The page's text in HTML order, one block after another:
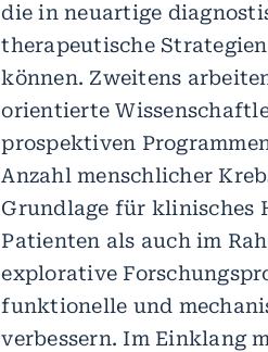
die in neuartige
therapeutische
können. Zweitens
orientierte
prospektiven
Anzahl menschlicher
Grundlage für klinisches
Patienten als auch im
explorative
funktionelle und
verbessern. Im Einklang